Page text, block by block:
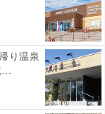
PEANUTSと、
がコラボし
り温泉